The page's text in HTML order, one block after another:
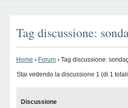
Tag discussione:
Home › Forum › Tag discussione:
Stai vedendo la discussione 1 (di 1
Discussione